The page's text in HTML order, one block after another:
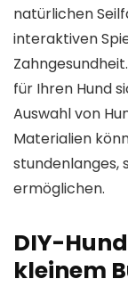
natürlichen
interaktiven
für Ihren Hund
Auswahl von
Materialien
stundenlanges,
ermöglichen.
DIY-
kleinem